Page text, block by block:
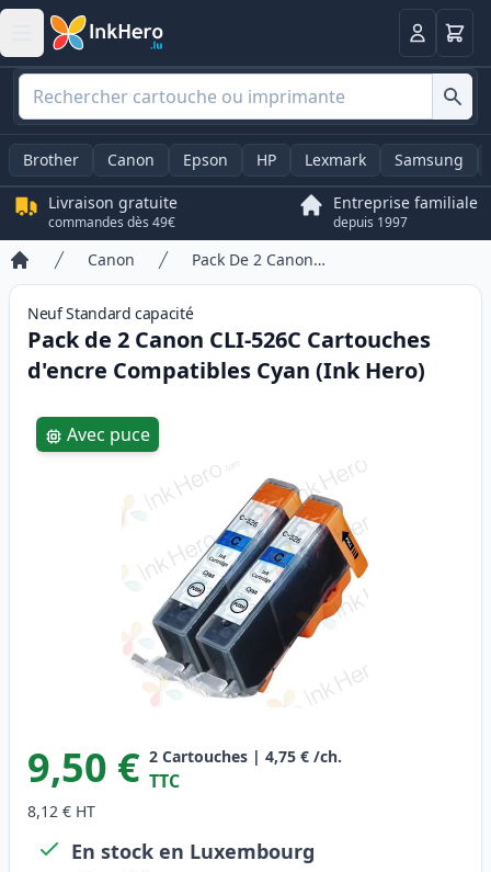
Panier
Brother Canon Epson HP Lexmark Samsung
Livraison gratuite
commandes dès 49€
Entreprise familiale
depuis 1997
Accueil
Canon Pack De 2 Canon CLI-526C Cartouches d'encre Compatibles Cyan (Ink Hero)
NeufStandard capacité
Pack de 2 Canon CLI-526C Cartouches
d'encre Compatibles Cyan (Ink Hero)
Product information
Avec puce
9,50 € 2 Cartouches | 4,75 € /ch.
TTC
8,12 € HT
En stock en Luxembourg